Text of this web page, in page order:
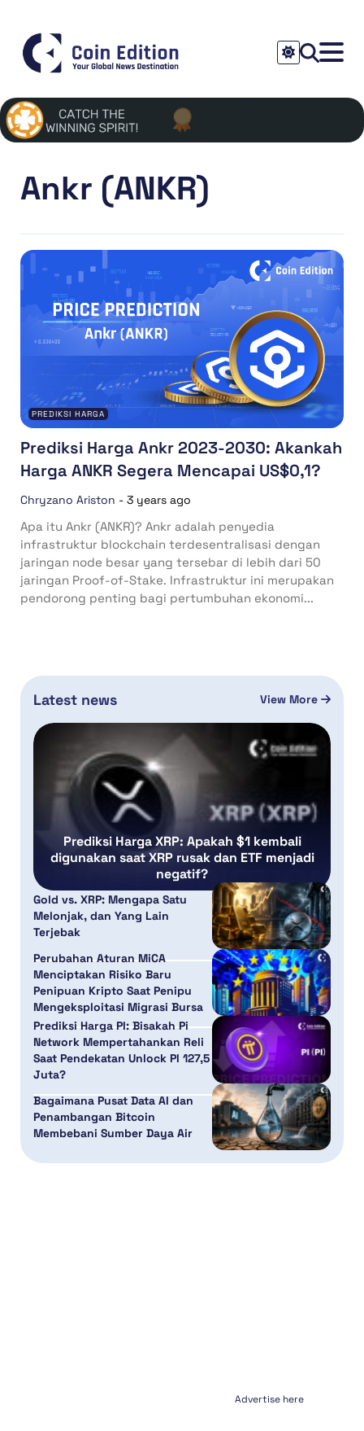
Ankr (ANKR)
PREDIKSI HARGA
Prediksi Harga Ankr 2023-2030: Akankah
Harga ANKR Segera Mencapai US$0,1?
Chryzano Ariston - 3 years ago
Apa itu Ankr (ANKR)? Ankr adalah penyedia
infrastruktur blockchain terdesentralisasi dengan
jaringan node besar yang tersebar di lebih dari 50
jaringan Proof-of-Stake. Infrastruktur ini merupakan
pendorong penting bagi pertumbuhan ekonomi...
Latest news View More
Prediksi Harga XRP: Apakah $1 kembali
digunakan saat XRP rusak dan ETF menjadi
negatif?
Gold vs. XRP: Mengapa Satu
Melonjak, dan Yang Lain
Terjebak
Perubahan Aturan MiCA
Menciptakan Risiko Baru
Penipuan Kripto Saat Penipu
Mengeksploitasi Migrasi Bursa
Prediksi Harga PI: Bisakah Pi
Network Mempertahankan Reli
Saat Pendekatan Unlock PI 127,5
Juta?
Bagaimana Pusat Data AI dan
Penambangan Bitcoin
Membebani Sumber Daya Air
Advertise here